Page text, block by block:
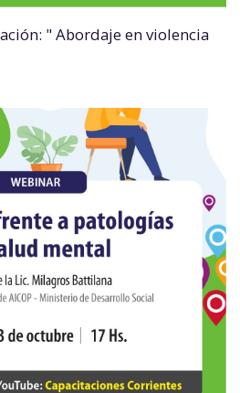
" Abordaje en violencia